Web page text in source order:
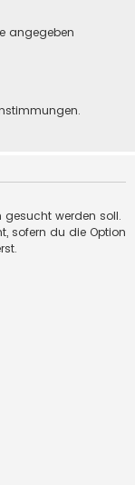
angegeben
gesucht werden soll.
sofern du die Option